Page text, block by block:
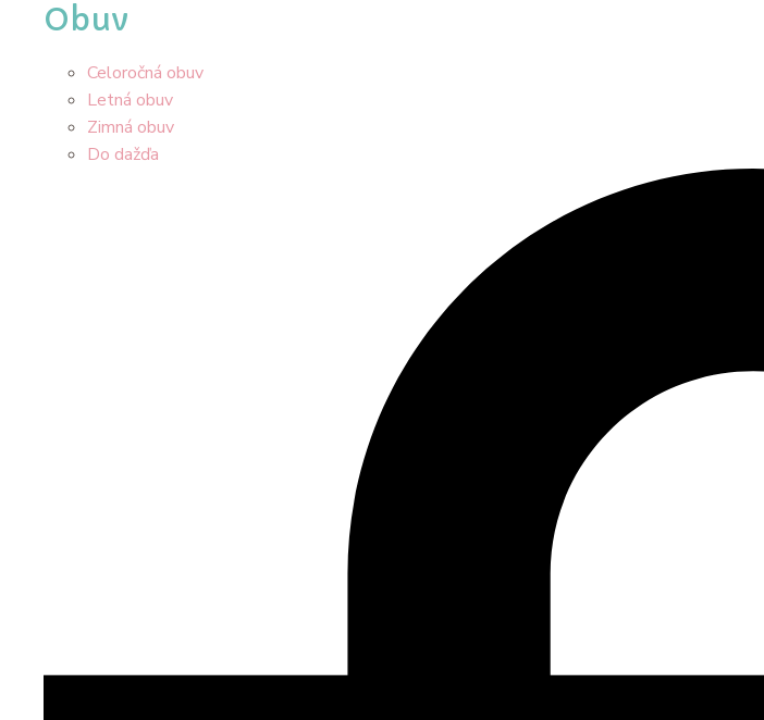
Obuv
Celoročná obuv
Letná obuv
Zimná obuv
Do dažďa